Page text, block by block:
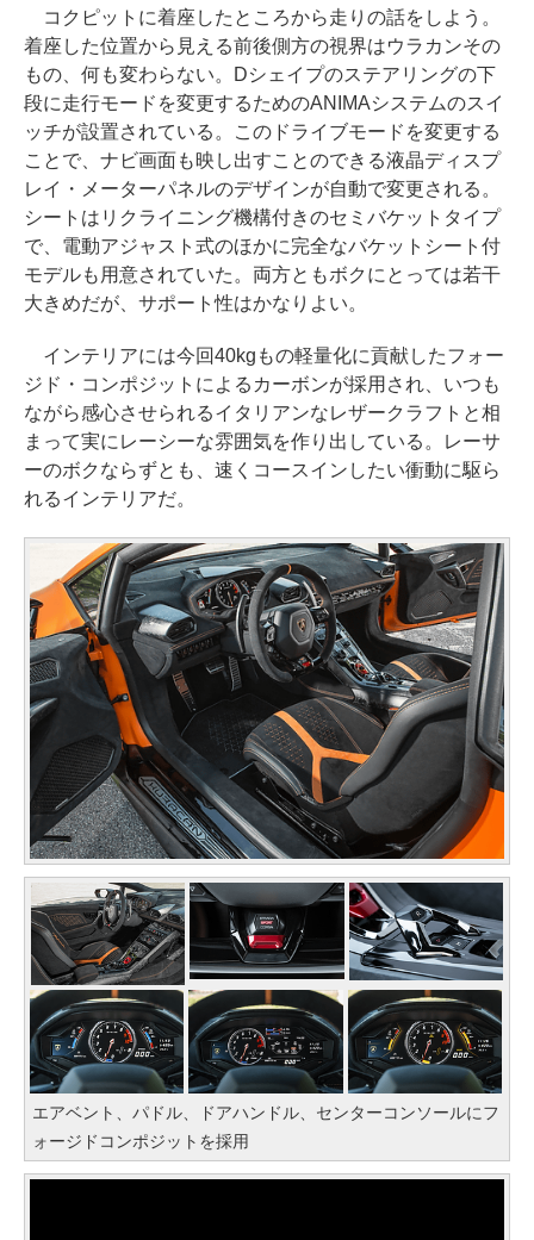
コクピットに着座したところから走りの話をしよう。
着座した位置から見える前後側方の視界はウラカンその
もの、何も変わらない。Dシェイプのステアリングの下
段に走行モードを変更するためのANIMAシステムのスイ
ッチが設置されている。このドライブモードを変更する
ことで、ナビ画面も映し出すことのできる液晶ディスプ
レイ・メーターパネルのデザインが自動で変更される。
シートはリクライニング機構付きのセミバケットタイプ
で、電動アジャスト式のほかに完全なバケットシート付
モデルも用意されていた。両方ともボクにとっては若干
大きめだが、サポート性はかなりよい。
インテリアには今回40kgもの軽量化に貢献したフォー
ジド・コンポジットによるカーボンが採用され、いつも
ながら感心させられるイタリアンなレザークラフトと相
まって実にレーシーな雰囲気を作り出している。レーサ
ーのボクならずとも、速くコースインしたい衝動に駆ら
れるインテリアだ。
エアベント、パドル、ドアハンドル、センターコンソールにフ
ォージドコンポジットを採用